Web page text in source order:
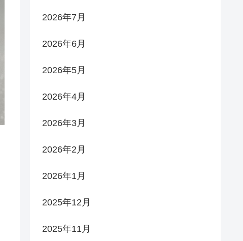
2026年7月
2026年6月
2026年5月
2026年4月
2026年3月
2026年2月
2026年1月
2025年12月
2025年11月